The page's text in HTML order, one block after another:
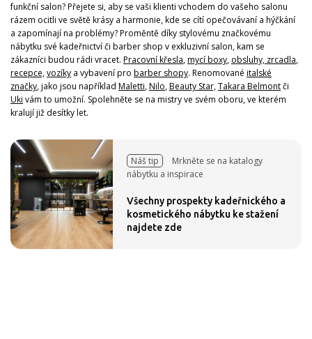
funkční salon? Přejete si, aby se vaši klienti vchodem do vašeho salonu
rázem ocitli ve světě krásy a harmonie, kde se cítí opečovávaní a hýčkání
a zapomínají na problémy? Proměntě díky stylovému značkovému
nábytku své kadeřnictví či barber shop v exkluzivní salon, kam se
zákazníci budou rádi vracet. Pracovní křesla,mycí boxy, obsluhy, zrcadla,
recepce,vozíky a vybavení pro barber shopy. Renomované italské
značky, jako jsou například Maletti,Nilo,Beauty Star,Takara Belmontči
Uki vám to umožní. Spolehněte se na mistry ve svém oboru, ve kterém
kralují již desítky let.
Náš tip
Mrkněte se na katalogy
nábytku a inspirace
Všechny prospekty kadeřnického a
kosmetického nábytku ke stažení
najdete zde